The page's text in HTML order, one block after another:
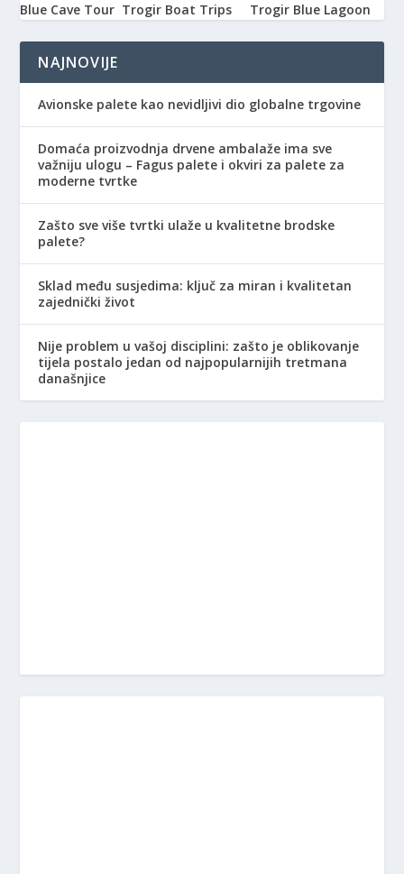
Blue Cave Tour Trogir Boat Trips Trogir Blue Lagoon
NAJNOVIJE
Avionske palete kao nevidljivi dio globalne trgovine
Domaća proizvodnja drvene ambalaže ima sve
važniju ulogu – Fagus palete i okviri za palete za
moderne tvrtke
Zašto sve više tvrtki ulaže u kvalitetne brodske
palete?
Sklad među susjedima: ključ za miran i kvalitetan
zajednički život
Nije problem u vašoj disciplini: zašto je oblikovanje
tijela postalo jedan od najpopularnijih tretmana
današnjice